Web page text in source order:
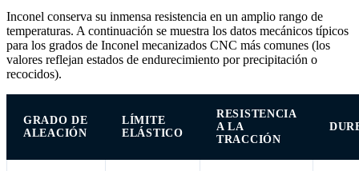
Inconel conserva su inmensa resistencia en un amplio rango de
temperaturas. A continuación se muestra los datos mecánicos típicos
para los grados de Inconel mecanizados CNC más comunes (los
valores reflejan estados de endurecimiento por precipitación o
recocidos).
GRADO DE
ALEACIÓN
LÍMITE
ELÁSTICO
RESISTENCIA
A LA
TRACCIÓN